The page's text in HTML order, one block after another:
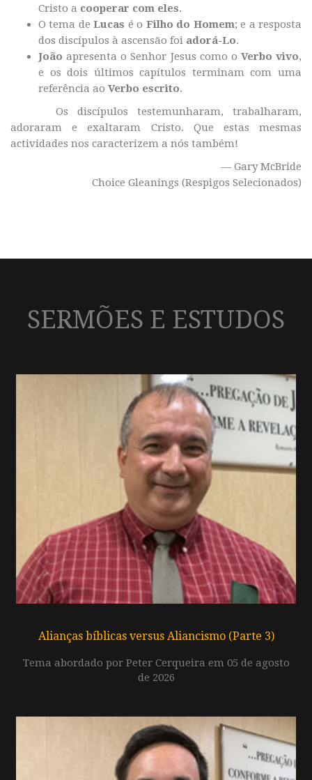
Cristo a cooperar com eles.
O tema deLucas é o Filho do Homem; e a resposta
dos discípulos à ascensão foi adorá-Lo.
João apresenta o Senhor Jesus como o Verbo vivo,
e os dois últimos capítulos terminam com uma
referência ao Verbo escrito.
Os discípulos testemunharam, trabalharam,
adoraram e exaltaram Cristo. Que estas mesmas
actividades nos caracterizem a nós também!
— Gary McBride
Choice Gleanings (Respigos Selecionados)
SERMÕES E ESTUDOS
Alianças bíblicas versus Aliancismo (Parte 3)
Tema abordado por Peter Cerqueira em 05 de agosto
de 2026